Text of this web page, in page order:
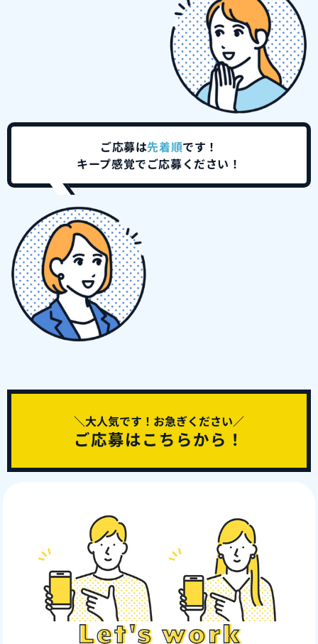
ご応募は先着順です！
キープ感覚でご応募ください！
＼大人気です！お急ぎください／
ご応募はこちらから！